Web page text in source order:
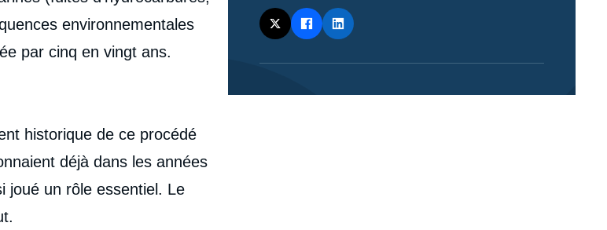
environnementales
par cinq en vingt ans.
historique de ce procédé
déjà dans les années
joué un rôle essentiel. Le